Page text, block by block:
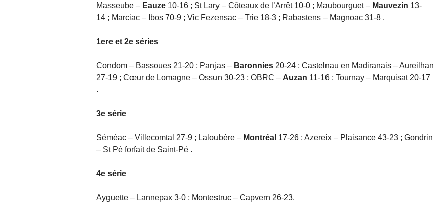
Masseube – Eauze 10-16 ; St Lary – Côteaux de l’Arrêt 10-0 ; Maubourguet – Mauvezin 13-
14 ; Marciac – Ibos 70-9 ; Vic Fezensac – Trie 18-3 ; Rabastens – Magnoac 31-8 .
1ere et 2e séries
Condom – Bassoues 21-20 ; Panjas – Baronnies 20-24 ; Castelnau en Madiranais – Aureilhan
27-19 ; Cœur de Lomagne – Ossun 30-23 ; OBRC – Auzan 11-16 ; Tournay – Marquisat 20-17
.
3e série
Séméac – Villecomtal 27-9 ; Laloubère – Montréal 17-26 ; Azereix – Plaisance 43-23 ; Gondrin
– St Pé forfait de Saint-Pé .
4e série
Ayguette – Lannepax 3-0 ; Montestruc – Capvern 26-23.